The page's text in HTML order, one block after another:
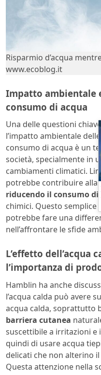
Risparmio d’acqua
www.ecoblog.it
Impatto ambientale
consumo di acqua
Una delle questioni
l’impatto ambientale
consumo di acqua è un
società, specialmente in
cambiamenti climatici.
potrebbe contribuire alla
riducendo il consumo di
chimici. Questo semplice
potrebbe fare una
nell’affrontare le sfide
L’effetto dell’acqua
l’importanza di
Hamblin ha anche
l’acqua calda può avere
acqua calda, soprattutto
barriera cutanea
suscettibile a irritazioni e
quindi di usare acqua
delicati che non alterino
Questa attenzione nella